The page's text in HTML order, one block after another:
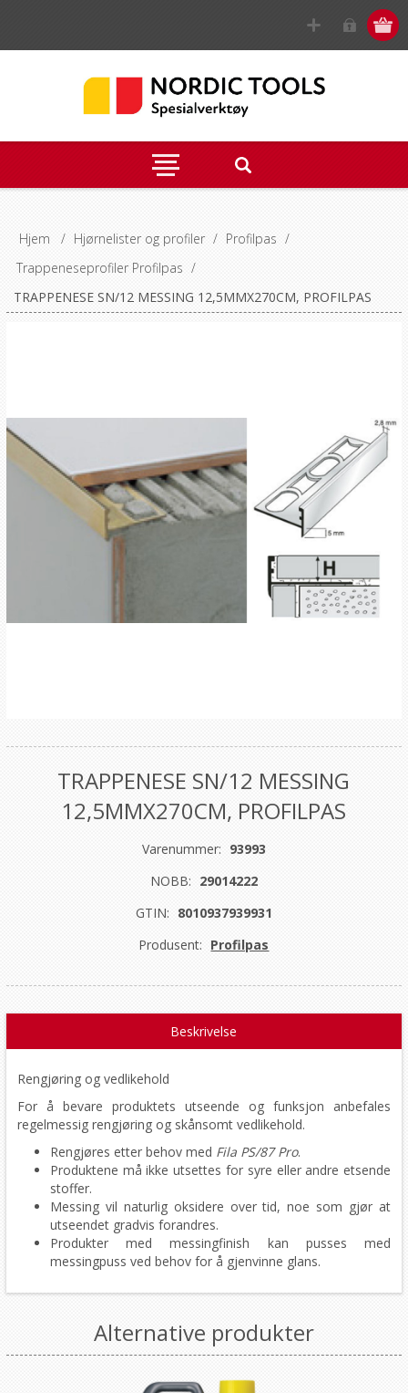
Hjem / Hjørnelister og profiler / Profilpas /
Trappeneseprofiler Profilpas /
TRAPPENESE SN/12 MESSING 12,5MMX270CM, PROFILPAS
TRAPPENESE SN/12 MESSING
12,5MMX270CM, PROFILPAS
Varenummer: 93993
NOBB: 29014222
GTIN: 8010937939931
Produsent: Profilpas
Beskrivelse
Rengjøring og vedlikehold
For å bevare produktets utseende og funksjon anbefales
regelmessig rengjøring og skånsomt vedlikehold.
Rengjøres etter behov med Fila PS/87 Pro.
Produktene må ikke utsettes for syre eller andre etsende
stoffer.
Messing vil naturlig oksidere over tid, noe som gjør at
utseendet gradvis forandres.
Produkter med messingfinish kan pusses med
messingpuss ved behov for å gjenvinne glans.
Alternative produkter